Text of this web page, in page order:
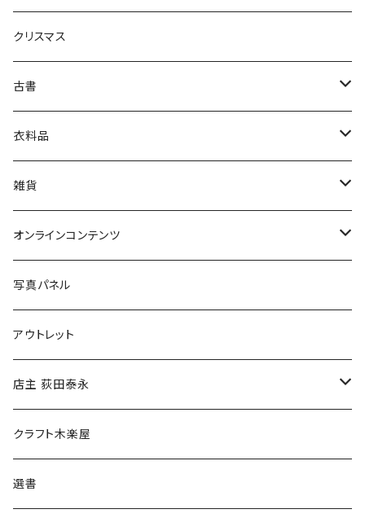
芸術・絵画・写真
絵本・児童書
娯楽・エンターテインメント
クリスマス
古書
古書セット
美術
衣料品
POLEWARDS
Tシャツ
雑貨
バッグ
ブックカバー
マグカップ
傘
食料品
その他
オンラインコンテンツ
冒険クロストーク
写真パネル
アウトレット
店主 荻田泰永
書籍
ウェア
クラフト木楽屋
選書